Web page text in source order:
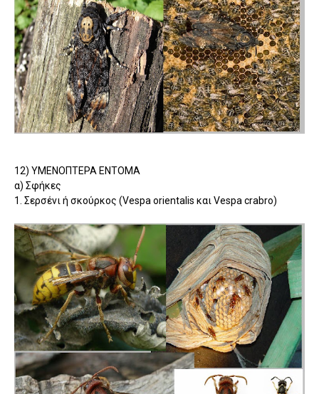
12) YMENOΠΤΕΡΑ ΕΝΤΟΜΑ
α) Σφήκες
1. Σερσένι ή σκούρκος (Vespa orientalis και Vespa crabro)